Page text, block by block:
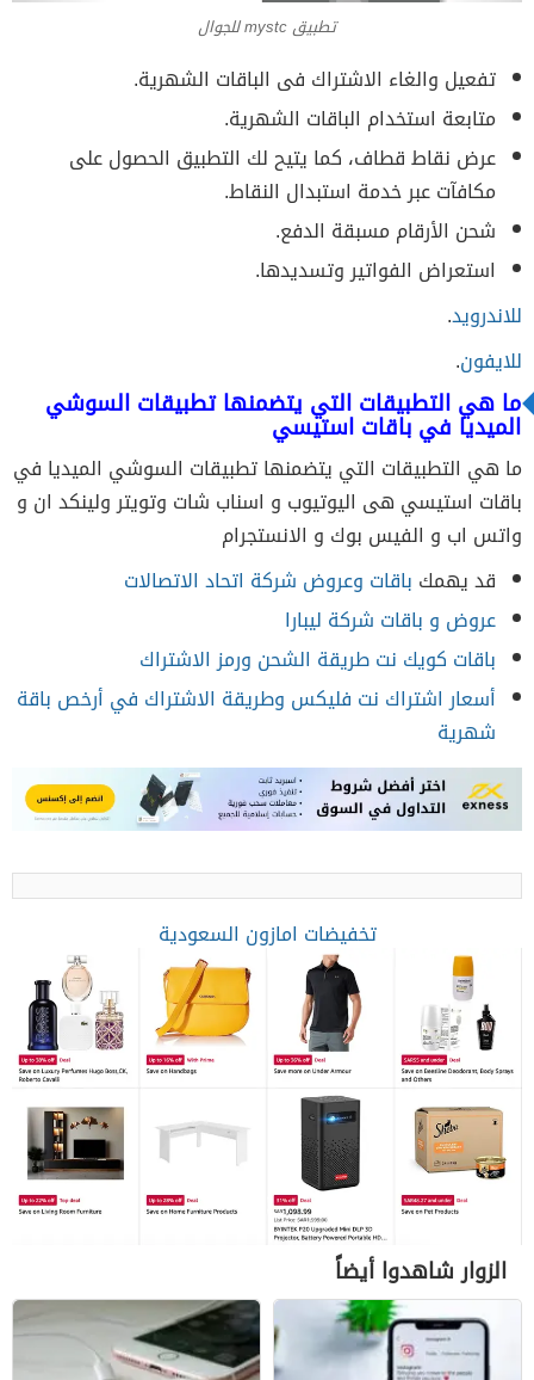
تطبيق mystc للجوال
تفعيل والغاء الاشتراك فى الباقات الشهرية.
متابعة استخدام الباقات الشهرية.
عرض نقاط قطاف، كما يتيح لك التطبيق الحصول على
مكافآت عبر خدمة استبدال النقاط.
شحن الأرقام مسبقة الدفع.
استعراض الفواتير وتسديدها.
للاندرويد.
للايفون.
‏ما هي التطبيقات التي يتضمنها تطبيقات السوشي
الميديا في باقات استيسي
‏ما هي التطبيقات التي يتضمنها تطبيقات السوشي الميديا في
باقات استيسي هى اليوتيوب و اسناب شات وتويتر ولينكد ان و
واتس اب و الفيس بوك و الانستجرام
قد يهمك باقات وعروض شركة اتحاد الاتصالات
عروض و باقات شركة ليبارا
باقات كويك نت طريقة الشحن ورمز الاشتراك
أسعار اشتراك نت فليكس وطريقة الاشتراك في أرخص باقة
شهرية
تخفيضات امازون السعودية
الزوار شاهدوا أيضاً